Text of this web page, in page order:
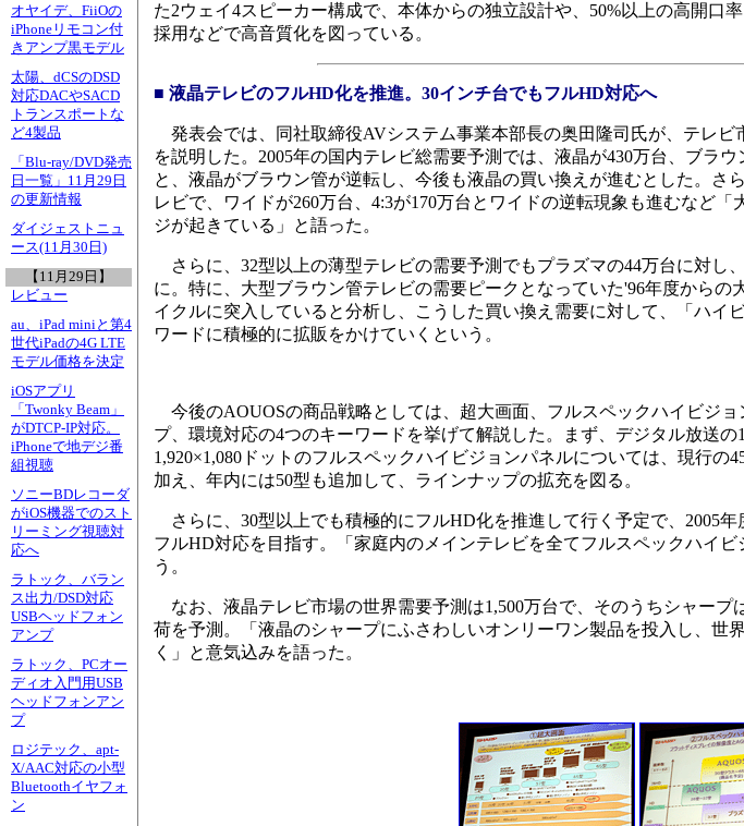
オヤイデ、FiiOの
iPhoneリモコン付
きアンプ黒モデル
太陽、dCSのDSD
対応DACやSACD
トランスポートな
ど4製品
「Blu-ray/DVD発売
日一覧」11月29日
の更新情報
ダイジェストニュ
ース(11月30日)
【11月29日】
レビュー
au、iPad miniと第4
世代iPadの4G LTE
モデル価格を決定
iOSアプリ
「Twonky Beam」
がDTCP-IP対応。
iPhoneで地デジ番
組視聴
ソニーBDレコーダ
がiOS機器でのスト
リーミング視聴対
応へ
ラトック、バラン
ス出力/DSD対応
USBヘッドフォン
アンプ
ラトック、PCオー
ディオ入門用USB
ヘッドフォンアン
プ
ロジテック、apt-
X/AAC対応の小型
Bluetoothイヤフォ
ン
た2ウェイ4スピーカー構成で、本体からの独立設計や、50%以上の高開口
採用などで高音質化を図っている。
■ 液晶テレビのフルHD化を推進。30インチ台でもフルHD対応へ
発表会では、同社取締役AVシステム事業本部長の奥田隆司氏が、テレビ
を説明した。2005年の国内テレビ総需要予測では、液晶が430万台、ブラウ
と、液晶がブラウン管が逆転し、今後も液晶の買い換えが進むとした。さ
レビで、ワイドが260万台、4:3が170万台とワイドの逆転現象も進むなど「
ジが起きている」と語った。
さらに、32型以上の薄型テレビの需要予測でもプラズマの44万台に対し
に。特に、大型ブラウン管テレビの需要ピークとなっていた'96年度からの
イクルに突入していると分析し、こうした買い換え需要に対して、「ハイ
ワードに積極的に拡販をかけていくという。
今後のAOUOSの商品戦略としては、超大画面、フルスペックハイビジョ
プ、環境対応の4つのキーワードを挙げて解説した。まず、デジタル放送の
1,920×1,080ドットのフルスペックハイビジョンパネルについては、現行の
加え、年内には50型も追加して、ラインナップの拡充を図る。
さらに、30型以上でも積極的にフルHD化を推進して行く予定で、2005年
フルHD対応を目指す。「家庭内のメインテレビを全てフルスペックハイ
う。
なお、液晶テレビ市場の世界需要予測は1,500万台で、そのうちシャープ
荷を予測。「液晶のシャープにふさわしいオンリーワン製品を投入し、世
く」と意気込みを語った。